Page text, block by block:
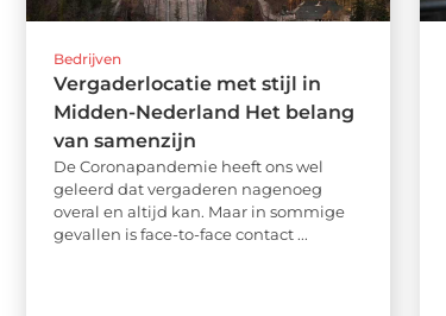
Bedrijven
Vergaderlocatie met stijl in
Midden-Nederland Het belang
van samenzijn
De Coronapandemie heeft ons wel
geleerd dat vergaderen nagenoeg
overal en altijd kan. Maar in sommige
gevallen is face-to-face contact ...